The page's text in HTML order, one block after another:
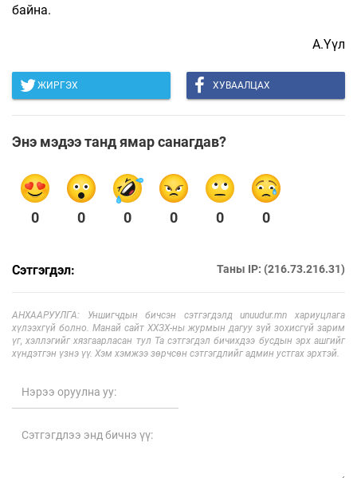
байна.
А.Үүл
ЖИРГЭХ ХУВААЛЦАХ
Энэ мэдээ танд ямар санагдав?
0 0 0 0 0 0
Сэтгэгдэл: Таны IP: (216.73.216.31)
АНХААРУУЛГА: Уншигчдын бичсэн сэтгэгдэлд unuudur.mn хариуцлага
хүлээхгүй болно. Манай сайт ХХЗХ-ны журмын дагуу зүй зохисгүй зарим
үг, хэллэгийг хязгаарласан тул Та сэтгэгдэл бичихдээ бусдын эрх ашгийг
хүндэтгэн үзнэ үү. Хэм хэмжээ зөрчсөн сэтгэгдлийг админ устгах эрхтэй.